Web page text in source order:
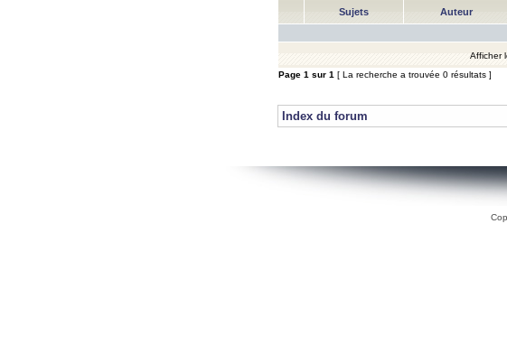
Sujets Auteur
Afficher
Page 1 sur 1 [ La recherche a trouvée 0 résultats ]
Index du forum